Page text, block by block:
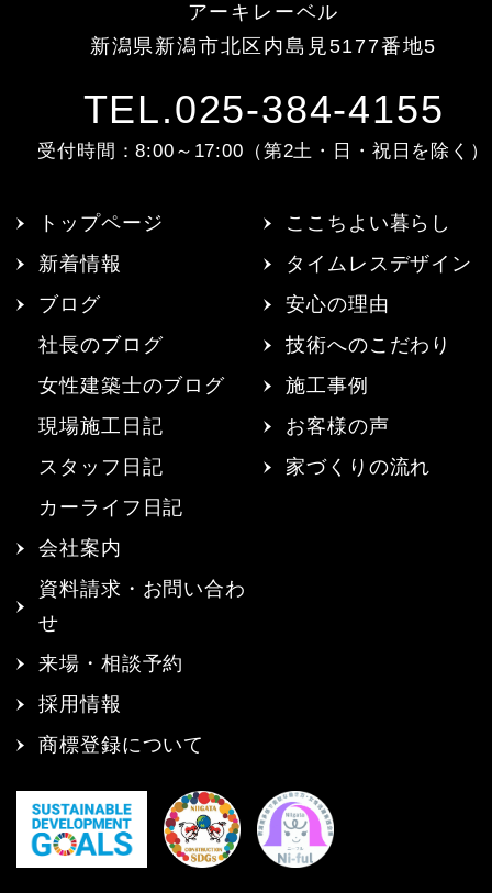
アーキレーベル
新潟県新潟市北区内島見5177番地5
TEL.025-384-4155
受付時間：8:00～17:00（第2土・日・祝日を除く）
トップページ
新着情報
ブログ
社長のブログ
女性建築士のブログ
現場施工日記
スタッフ日記
カーライフ日記
ここちよい暮らし
タイムレスデザイン
安心の理由
技術へのこだわり
施工事例
お客様の声
家づくりの流れ
会社案内
資料請求・お問い合わ
せ
来場・相談予約
採用情報
商標登録について